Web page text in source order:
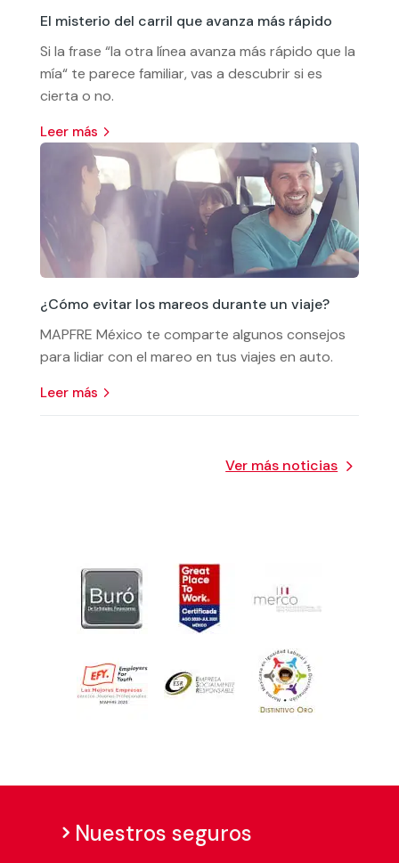
El misterio del carril que avanza más rápido
Si la frase “la otra línea avanza más rápido que la
mía“ te parece familiar, vas a descubrir si es
cierta o no.
leer más
¿Cómo evitar los mareos durante un viaje?
MAPFRE México te comparte algunos consejos
para lidiar con el mareo en tus viajes en auto.
leer más
Ver más noticias
Nuestros seguros